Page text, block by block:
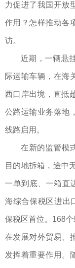
力促进了我国开放
作用？怎样推动各
访。
近期，一辆悬
际运输车辆，在海
西口岸出境，直抵
公路运输业务落地
线路启用。
在新的监管模
目的地拆箱，途中
一单到底、一箱直
海综合保税区进出
保税区首位。168
在发展对外贸易、
发挥着重要作用。